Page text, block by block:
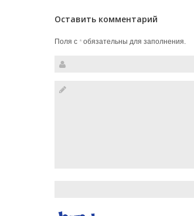
Оставить комментарий
Поля с *обязательны для заполнения.